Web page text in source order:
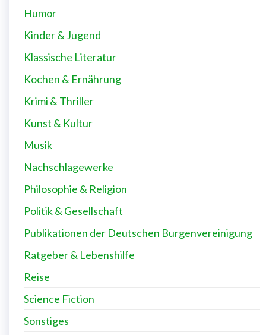
Humor
Kinder & Jugend
Klassische Literatur
Kochen & Ernährung
Krimi & Thriller
Kunst & Kultur
Musik
Nachschlagewerke
Philosophie & Religion
Politik & Gesellschaft
Publikationen der Deutschen Burgenvereinigung
Ratgeber & Lebenshilfe
Reise
Science Fiction
Sonstiges